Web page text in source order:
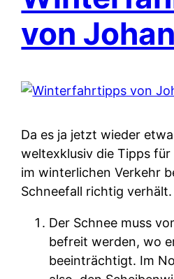
von
Da es ja jetzt wieder
weltexklusiv die Tipps
im winterlichen Verkehr
Schneefall richtig
Der Schnee muss
befreit werden, wo
beeinträchtigt. Im